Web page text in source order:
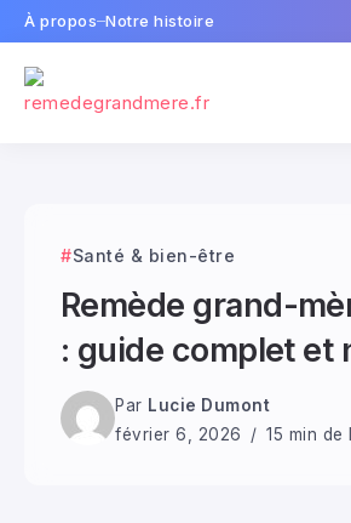
À propos Notre histoire
Santé & bien-être
Remède grand-
: guide complet et
Par Lucie Dumont
février 6, 2026
15 min de